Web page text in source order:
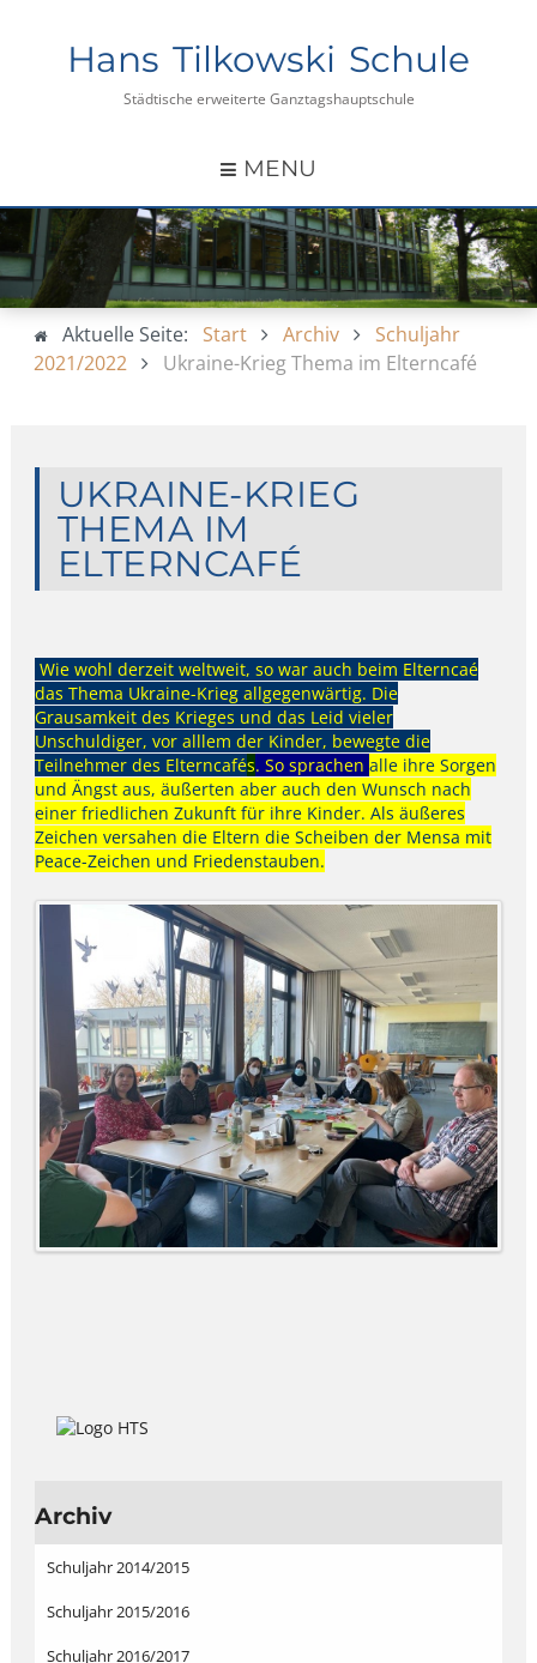
Hans Tilkowski Schule
Städtische erweiterte Ganztagshauptschule
MENU
Aktuelle Seite: Start Archiv
Schuljahr
2021/2022
Ukraine-Krieg Thema im Elterncafé
UKRAINE-KRIEG
THEMA IM
ELTERNCAFÉ
Wie wohl derzeit weltweit, so war auch beim Elterncaé
das Thema Ukraine-Krieg allgegenwärtig. Die
Grausamkeit des Krieges und das Leid vieler
Unschuldiger, vor alllem der Kinder, bewegte die
Teilnehmer des Elterncafés. So sprachen alle ihre Sorgen
und Ängst aus, äußerten aber auch den Wunsch nach
einer friedlichen Zukunft für ihre Kinder. Als äußeres
Zeichen versahen die Eltern die Scheiben der Mensa mit
Peace-Zeichen und Friedenstauben.
Archiv
Schuljahr 2014/2015
Schuljahr 2015/2016
Schuljahr 2016/2017